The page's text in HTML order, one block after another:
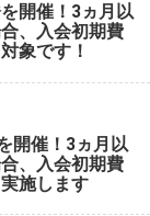
開催！3ヵ月以
、入会初期費
象です！
開催！3ヵ月以
、入会初期費
施します